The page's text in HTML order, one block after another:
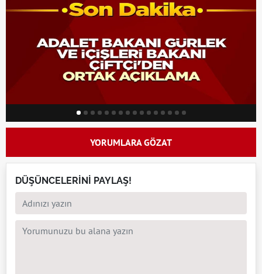
YORUMLARA GÖZAT
DÜŞÜNCELERİNİ PAYLAŞ!